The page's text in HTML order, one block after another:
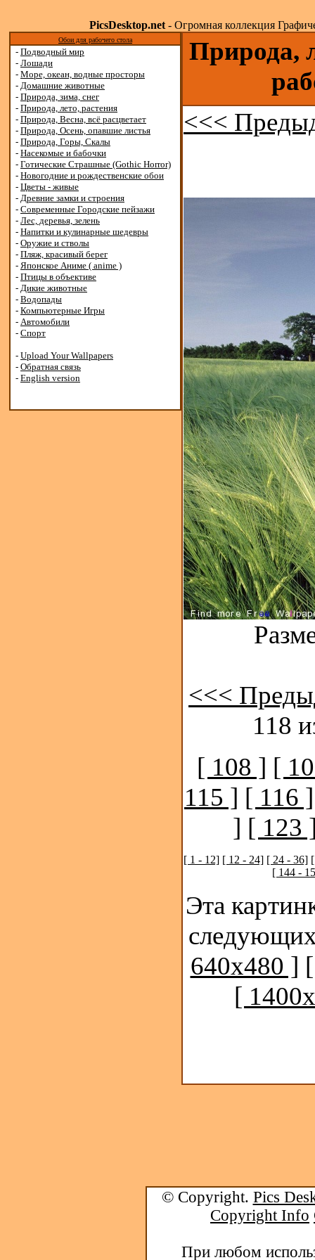
PicsDesktop.net- Огромная коллекция
Обои для рабочего стола
- Подводный мир
- Лошади
- Море, океан, водные просторы
- Домашние животные
- Природа, зима, снег
- Природа, лето, растения
- Природа, Весна, всё расцветает
- Природа, Осень, опавшие листья
- Природа, Горы, Скалы
- Насекомые и бабочки
- Готические Страшные (Gothic Horror)
- Новогодние и рождественские обои
- Цветы - живые
- Древние замки и строения
- Современные Городские пейзажи
- Лес, деревья, зелень
- Напитки и кулинарные шедевры
- Оружие и стволы
- Пляж, красивый берег
- Японское Аниме ( anime )
- Птицы в объективе
- Дикие животные
- Водопады
- Компьютерные Игры
- Автомобили
- Спорт
- Upload Your Wallpapers
- Обратная связь
- English version
Природа,
<<<
<<<
118
[ 108 ] [
115 ] [ 116 ]
] [ 123
[ 1 - 12] [ 12 - 24] [ 24 - 36]
[ 144 -
Эта
640x480 ]
[
© Copyright. Pics
Copyright Info
При любом